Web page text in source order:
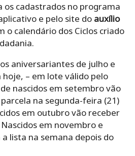
os cadastrados no programa
e pelo site do auxílio
o calendário dos Ciclos criado
aniversariantes de julho e
– em lote válido pelo
nascidos em setembro vão
na segunda-feira (21)
em outubro vão receber
em novembro e
lista na semana depois do